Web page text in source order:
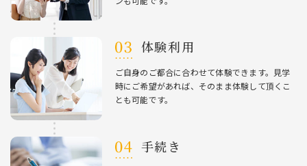
体験利⽤
ご⾃⾝のご都合に合わせて体験できます。⾒学
時にご希望があれば、そのまま体験して頂くこ
とも可能です。
⼿続き